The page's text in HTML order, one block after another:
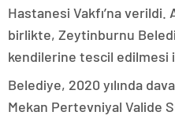
Hastanesi Vakfı’na
birlikte, Zeytinburnu
kendilerine tescil edilmesi
Belediye, 2020 yılında
Mekan Pertevniyal Valide